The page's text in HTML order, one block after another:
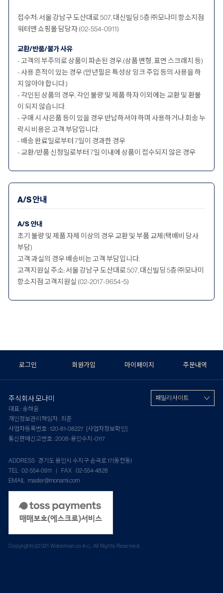
접수처: 서울 강남구 도산대로 507, 대신빌딩 5층 ㈜모나미 항소지점
워터맨 쇼핑몰 담당자 (02-554-0911)
교환/반품/불가 사유
- 고객의 부주의로 상품이 파손된 경우.(상품 변형, 표면 스크래치 등)
- 사용 흔적이 있는 경우 (만년필은 특성상 잉크 주입 등의 사용을 하
지 않아야 합니다.)
- 각인된 상품의 경우, 각인 불량 및 제품 하자 이외에는 교환 및 환불
이 되지 않습니다.
- 구매 시 사은품 등이 있을 경우 반납하셔야 하며 사용하거나 회송 누
락시 비용은 고객 부담입니다.
- 배송 완료일로부터 7일이 경과한 경우
- 교환/반품 신청일로부터 7일 이내에 상품이 접수되지 않은 경우
A/S 안내
A/S 안내
초기 불량 및 제품 자체 이상의 경우 교환 및 부품 교체(택배비 당사
부담)
고객 과실의 경우 배송비는 고객 부담입니다.
고객지원실 주소: 서울 강남구 도산대로 507, 대신빌딩 5층 ㈜모나미
항소지점 고객지원실 (02-2017-9654~5)
로그인 회원가입 마이페이지 주문내역
주식회사 모나미
대표 : 송하윤
개인정보관리책임자 : 최준
사업자등록번호 : 120-81-08227 [사업자정보확인]
통신판매신고번호 : 2008-용인수지-0117
ADDRESS 경기도 용인시 수지구 손곡로 17(동천동)
TEL 02-554-0911 | FAX 02-554-4828
EMAIL master@monami.com
패밀리 사이트
Copyright(c)2021 Waterman.co.Inc., All Rights Reserved.